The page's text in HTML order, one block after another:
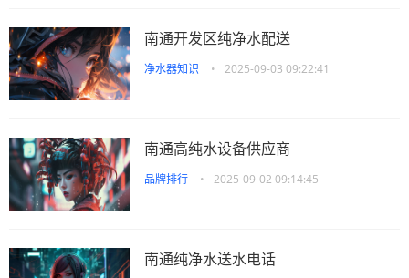
南通开发区纯净水配送
净水器知识 • 2025-09-03 09:22:41
南通高纯水设备供应商
品牌排行 • 2025-09-02 09:14:45
南通纯净水送水电话